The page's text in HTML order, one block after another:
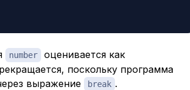
number
оценивается как
поскольку программа
выражение
break .